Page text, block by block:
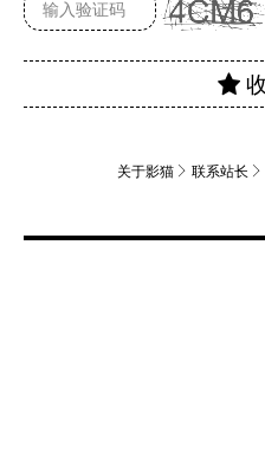
关于影猫 联系站长